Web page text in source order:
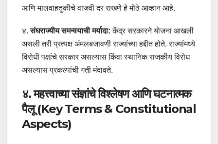
आणि मालवाहतुकीचे वाजवी दर राखणे हे मोठे आव्हान आहे.
४.संघराज्यीय समन्वयाची मर्यादा: केंद्र सरकारने योजना आखली
असली तरी प्रत्यक्ष अंमलबजावणी राज्यांच्या हद्दीत होते. राज्यांमध्ये
विरोधी पक्षांचे सरकार असल्यास किंवा स्थानिक राजकीय विरोध
असल्यास प्रकल्पांची गती मंदावते.
४. महत्त्वाच्या संज्ञांचे विश्लेषण आणि घटनात्मक
पैलू (Key Terms & Constitutional
Aspects)